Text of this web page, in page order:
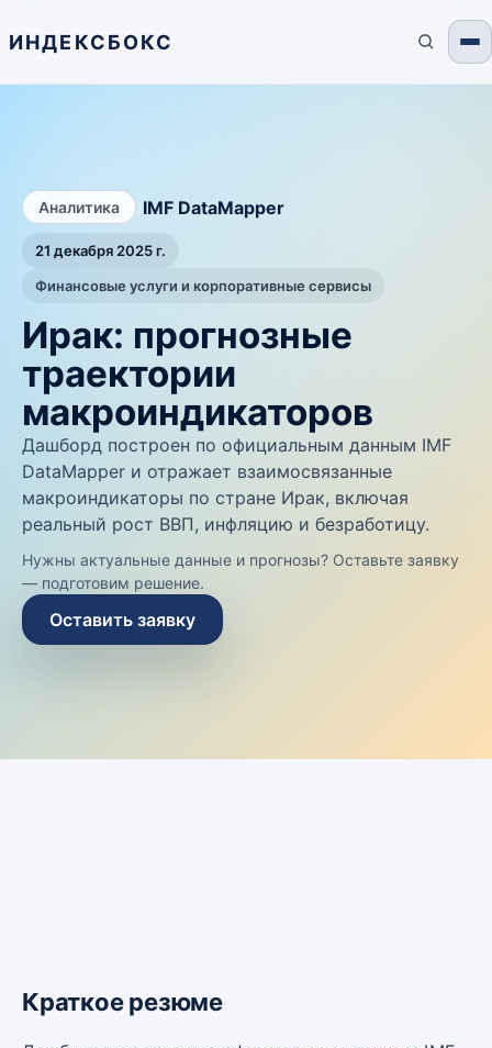
ИНДЕКСБОКС
Аналитика IMF DataMapper
21 декабря 2025 г.
Финансовые услуги и корпоративные сервисы
Ирак: прогнозные
траектории
макроиндикаторов
Дашборд построен по официальным данным IMF
DataMapper и отражает взаимосвязанные
макроиндикаторы по стране Ирак, включая
реальный рост ВВП, инфляцию и безработицу.
Нужны актуальные данные и прогнозы? Оставьте заявку
— подготовим решение.
Оставить заявку
Краткое резюме